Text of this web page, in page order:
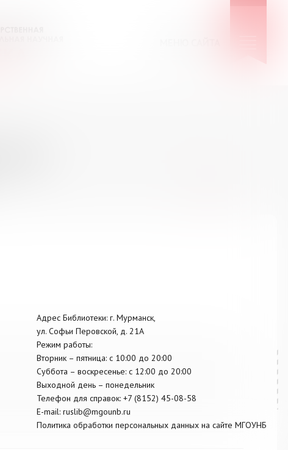
Адрес Библиотеки: г. Мурманск,
ул. Софьи Перовской, д. 21А
Режим работы:
Вторник – пятница: с 10:00 до 20:00
Суббота – воскресенье: c 12:00 до 20:00
Выходной день – понедельник
Телефон для справок: +7 (8152) 45-08-58
E-mail: ruslib@mgounb.ru
Политика обработки персональных данных на сайте МГОУНБ